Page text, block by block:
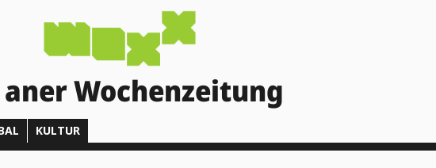
Wochenzeitung
KULTUR